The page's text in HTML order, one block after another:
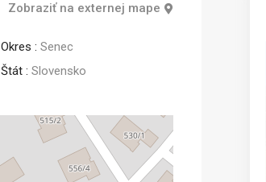
Zobraziť na externej mape
Okres : Senec
Štát : Slovensko
Predaj